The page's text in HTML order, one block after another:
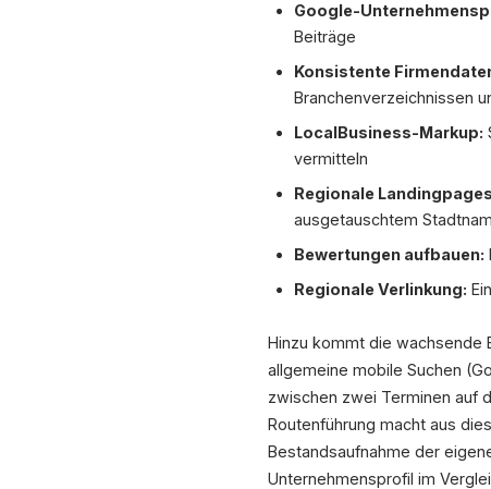
Google-
Beiträge
Konsistente
Branchenverzeichnissen
LocalBusiness-Markup:
vermitteln
Regionale
ausgetauschtem
Bewertungen aufbauen:
Regionale Verlinkung:
Hinzu kommt die wachsende
allgemeine mobile Suchen
zwischen zwei Terminen auf
Routenführung macht aus
Bestandsaufnahme der
Unternehmensprofil im